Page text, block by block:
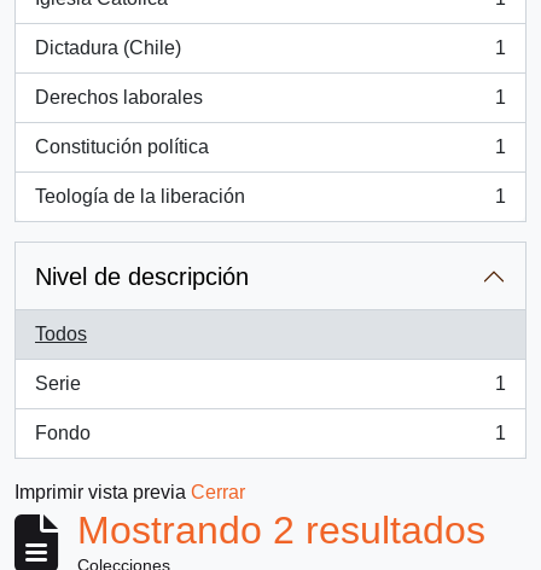
, 1 resultados
Dictadura (Chile)
, 1 resultados
1
Derechos laborales
, 1 resultados
1
Constitución política
, 1 resultados
1
Teología de la liberación
, 1 resultados
1
Nivel de descripción
Todos
Serie
, 1 resultados
1
Fondo
, 1 resultados
1
Imprimir vista previa Cerrar
Mostrando 2 resultados
Colecciones